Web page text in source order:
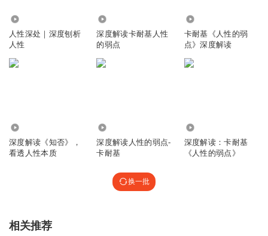
人性深处｜深度刨析
人性
深度解读卡耐基人性
的弱点
卡耐基《人性的弱
点》深度解读
深度解读《知否》，
看透人性本质
深度解读人性的弱点-
卡耐基
深度解读：卡耐基
《人性的弱点》
换一批
相关推荐